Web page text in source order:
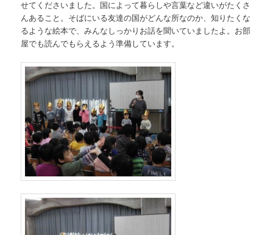
せてくださいました。国によって暮らしや言葉など違いがたくさ
んあること。そばにいる友達の国がどんな所なのか、知りたくな
るような絵本で、みんなしっかりお話を聞いていましたよ。お部
屋でも読んでもらえるよう準備しています。